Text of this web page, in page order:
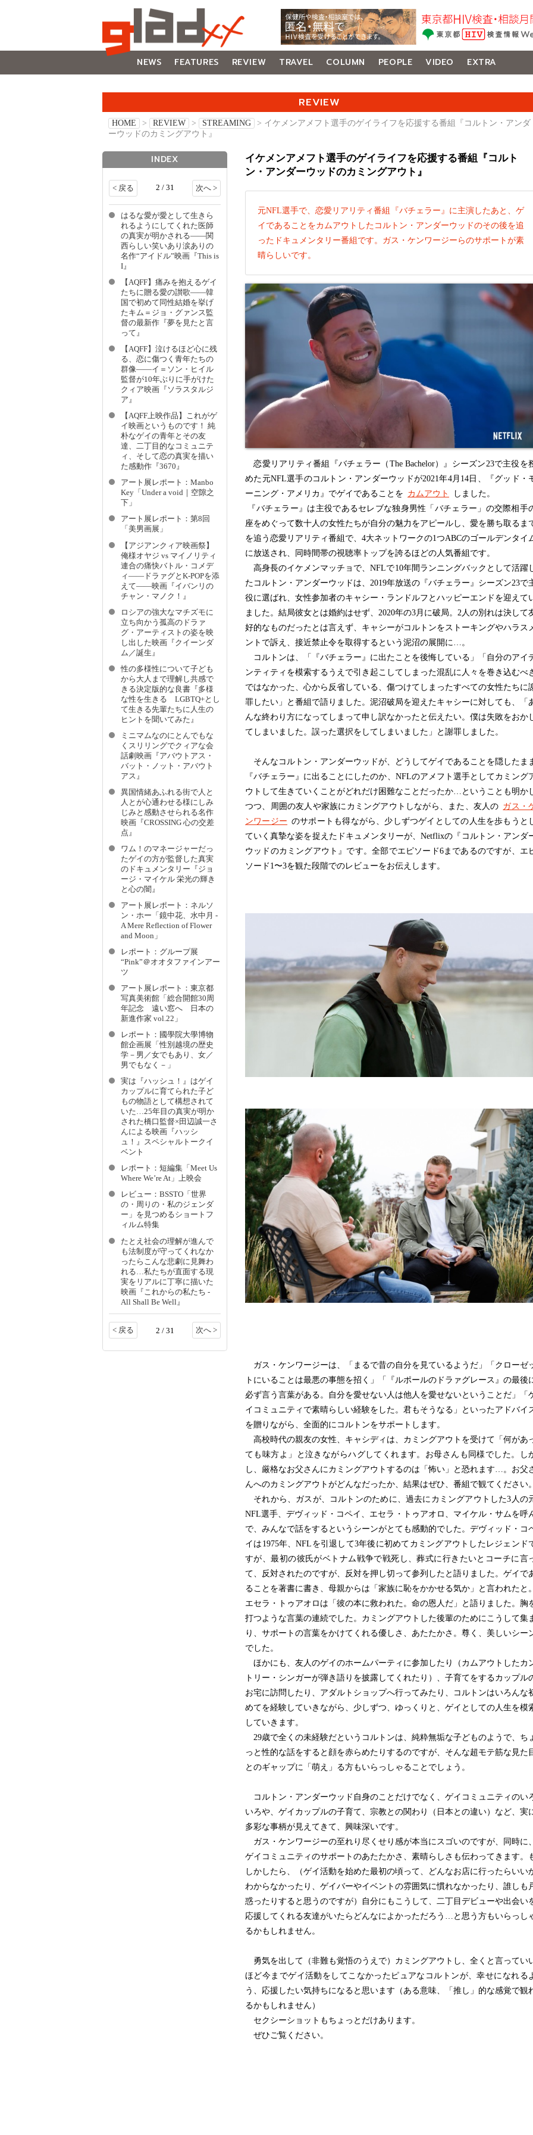
NEWS FEATURES REVIEW TRAVEL COLUMN PEOPLE VIDEO
EXTRA
REVIEW
HOME > REVIEW > STREAMING
> イケメンアメフト選手のゲイライフを応援する番組『コルトン・アンダ
ーウッドのカミングアウト』
イケメンアメフト選手のゲイライフを応援する番組『コルト
ン・アンダーウッドのカミングアウト』
元NFL選手で、恋愛リアリティ番組『バチェラー』に主演したあと、ゲ
イであることをカムアウトしたコルトン・アンダーウッドのその後を追
ったドキュメンタリー番組です。ガス・ケンワージーらのサポートが素
晴らしいです。
恋愛リアリティ番組『バチェラー（The Bachelor）』シーズン23で主役を
めた元NFL選手のコルトン・アンダーウッドが2021年4月14日、『グッド・
ーニング・アメリカ』でゲイであることを カムアウト
しました。
『バチェラー』は主役であるセレブな独身男性「バチェラー」の交際相手
座をめぐって数十人の女性たちが自分の魅力をアピールし、愛を勝ち取るま
を追う恋愛リアリティ番組で、4大ネットワークの1つABCのゴールデンタイ
に放送され、同時間帯の視聴率トップを誇るほどの人気番組です。
高身長のイケメンマッチョで、NFLで10年間ランニングバックとして活躍
たコルトン・アンダーウッドは、2019年放送の『バチェラー』シーズン23で
役に選ばれ、女性参加者のキャシー・ランドルフとハッピーエンドを迎えて
ました。結局彼女とは婚約はせず、2020年の3月に破局。2人の別れは決して
好的なものだったとは言えず、キャシーがコルトンをストーキングやハラス
ントで訴え、接近禁止令を取得するという泥沼の展開に…。
コルトンは、「『バチェラー』に出たことを後悔している」「自分のアイ
ンティティを模索するうえで引き起こしてしまった混乱に人々を巻き込むべ
ではなかった、心から反省している、傷つけてしまったすべての女性たちに
罪したい」と番組で語りました。泥沼破局を迎えたキャシーに対しても、「
んな終わり方になってしまって申し訳なかったと伝えたい。僕は失敗をおか
てしまいました。誤った選択をしてしまいました」と謝罪しました。
そんなコルトン・アンダーウッドが、どうしてゲイであることを隠したま
『バチェラー』に出ることにしたのか、NFLのアメフト選手としてカミング
ウトして生きていくことがどれだけ困難なことだったか…ということも明か
つつ、周囲の友人や家族にカミングアウトしながら、また、友人の ガス・
ンワージー のサポートも得ながら、少しずつゲイとしての人生を歩もうと
ていく真摯な姿を捉えたドキュメンタリーが、Netflixの『コルトン・アンダ
ウッドのカミングアウト』です。全部でエピソード6まであるのですが、エ
ソード1〜3を観た段階でのレビューをお伝えします。
ガス・ケンワージーは、「まるで昔の自分を見ているようだ」「クローゼ
トにいることは最悪の事態を招く」「『ルポールのドラァグレース』の最後
必ず言う言葉がある。自分を愛せない人は他人を愛せないということだ」「
イコミュニティで素晴らしい経験をした。君もそうなる」といったアドバイ
を贈りながら、全面的にコルトンをサポートします。
高校時代の親友の女性、キャシディは、カミングアウトを受けて「何があ
ても味方よ」と泣きながらハグしてくれます。お母さんも同様でした。し
し、厳格なお父さんにカミングアウトするのは「怖い」と恐れます…。お父
んへのカミングアウトがどんなだったか、結果はぜひ、番組で観てください。
それから、ガスが、コルトンのために、過去にカミングアウトした3人の
NFL選手、デヴィッド・コペイ、エセラ・トゥアオロ、マイケル・サムを呼
で、みんなで話をするというシーンがとても感動的でした。デヴィッド・コ
イは1975年、NFLを引退して3年後に初めてカミングアウトしたレジェンド
すが、最初の彼氏がベトナム戦争で戦死し、葬式に行きたいとコーチに言
て、反対されたのですが、反対を押し切って参列したと語りました。ゲイで
ることを著書に書き、母親からは「家族に恥をかかせる気か」と言われたと。
エセラ・トゥアオロは「彼の本に救われた。命の恩人だ」と語りました。胸
打つような言葉の連続でした。カミングアウトした後輩のためにこうして集
り、サポートの言葉をかけてくれる優しさ、あたたかさ。尊く、美しいシー
でした。
ほかにも、友人のゲイのホームパーティに参加したり（カムアウトしたカ
トリー・シンガーが弾き語りを披露してくれたり）、子育てをするカップル
お宅に訪問したり、アダルトショップへ行ってみたり、コルトンはいろんな
めてを経験していきながら、少しずつ、ゆっくりと、ゲイとしての人生を模
していきます。
29歳で全くの未経験だというコルトンは、純粋無垢な子どものようで、ち
っと性的な話をすると顔を赤らめたりするのですが、そんな超モテ筋な見た
とのギャップに「萌え」る方もいらっしゃることでしょう。
コルトン・アンダーウッド自身のことだけでなく、ゲイコミュニティのい
いろや、ゲイカップルの子育て、宗教との関わり（日本との違い）など、実
多彩な事柄が見えてきて、興味深いです。
ガス・ケンワージーの至れり尽くせり感が本当にスゴいのですが、同時に、
ゲイコミュニティのサポートのあたたかさ、素晴らしさも伝わってきます。
しかしたら、（ゲイ活動を始めた最初の頃って、どんなお店に行ったらいい
わからなかったり、ゲイバーやイベントの雰囲気に慣れなかったり、誰しも
惑ったりすると思うのですが）自分にもこうして、二丁目デビューや出会い
応援してくれる友達がいたらどんなによかっただろう…と思う方もいらっし
るかもしれません。
勇気を出して（非難も覚悟のうえで）カミングアウトし、全くと言ってい
ほど今までゲイ活動をしてこなかったピュアなコルトンが、幸せになれる
う、応援したい気持ちになると思います（ある意味、「推し」的な感覚で観
るかもしれません）
セクシーショットもちょっとだけあります。
ぜひご覧ください。
INDEX
< 戻る 2 / 31 次へ >
はるな愛が愛として生きら
れるようにしてくれた医師
の真実が明かされる――関
西らしい笑いあり涙ありの
名作“アイドル”映画『This is
I』
【AQFF】痛みを抱えるゲイ
たちに贈る愛の讃歌――韓
国で初めて同性結婚を挙げ
たキム＝ジョ・グァンス監
督の最新作『夢を見たと言
って』
【AQFF】泣けるほど心に残
る、恋に傷つく青年たちの
群像――イ＝ソン・ヒイル
監督が10年ぶりに手がけた
クィア映画『ソラスタルジ
ア』
【AQFF上映作品】これがゲ
イ映画というものです！ 純
朴なゲイの青年とその友
達、二丁目的なコミュニテ
ィ、そして恋の真実を描い
た感動作『3670』
アート展レポート：Manbo
Key「Under a void｜空隙之
下」
アート展レポート：第8回
「美男画展」
【アジアンクィア映画祭】
俺様オヤジ vs マイノリティ
連合の痛快バトル・コメデ
ィ――ドラァグとK-POPを添
えて――映画『イバンリの
チャン・マノク！』
ロシアの強大なマチズモに
立ち向かう孤高のドラァ
グ・アーティストの姿を映
し出した映画『クイーンダ
ム／誕生』
性の多様性について子ども
から大人まで理解し共感で
きる決定版的な良書『多様
な性を生きる LGBTQ+とし
て生きる先輩たちに人生の
ヒントを聞いてみた』
ミニマムなのにとんでもな
くスリリングでクィアな会
話劇映画『アバウトアス・
バット・ノット・アバウト
アス』
異国情緒あふれる街で人と
人とが心通わせる様にしみ
じみと感動させられる名作
映画『CROSSING 心の交差
点』
ワム！のマネージャーだっ
たゲイの方が監督した真実
のドキュメンタリー『ジョ
ージ・マイケル 栄光の輝き
と心の闇』
アート展レポート：ネルソ
ン・ホー「鏡中花、水中月 -
A Mere Reflection of Flower
and Moon」
レポート：グループ展
“Pink”＠オオタファインアー
ツ
アート展レポート：東京都
写真美術館「総合開館30周
年記念 遠い窓へ 日本の
新進作家 vol.22」
レポート：國學院大學博物
館企画展「性別越境の歴史
学－男／女でもあり、女／
男でもなく－」
実は『ハッシュ！』はゲイ
カップルに育てられた子ど
もの物語として構想されて
いた…25年目の真実が明か
された橋口監督×田辺誠一さ
んによる映画『ハッシ
ュ！』スペシャルトークイ
ベント
レポート：短編集「Meet Us
Where We’re At」上映会
レビュー：BSSTO「世界
の・周りの・私のジェンダ
ー」を見つめるショートフ
ィルム特集
たとえ社会の理解が進んで
も法制度が守ってくれなか
ったらこんな悲劇に見舞わ
れる…私たちが直面する現
実をリアルに丁寧に描いた
映画『これからの私たち -
All Shall Be Well』
< 戻る 2 / 31 次へ >